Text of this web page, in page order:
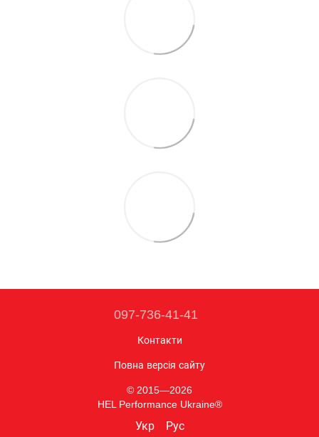
097-736-41-41
Контакти
Повна версія сайту
© 2015—2026
HEL Performance Ukraine®
Укр Рус